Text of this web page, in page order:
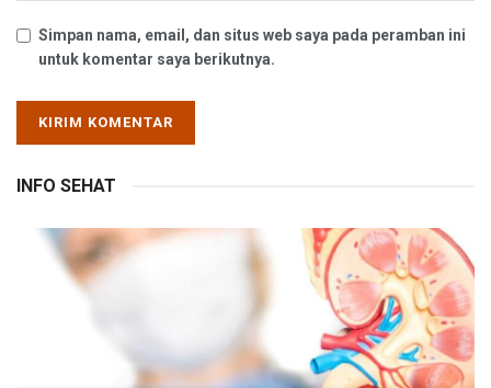
Simpan nama, email, dan situs web saya pada peramban ini
untuk komentar saya berikutnya.
INFO SEHAT